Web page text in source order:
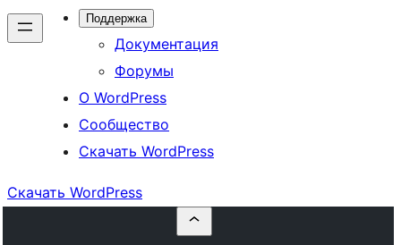
Поддержка
Документация
Форумы
О WordPress
Сообщество
Скачать WordPress
Скачать WordPress